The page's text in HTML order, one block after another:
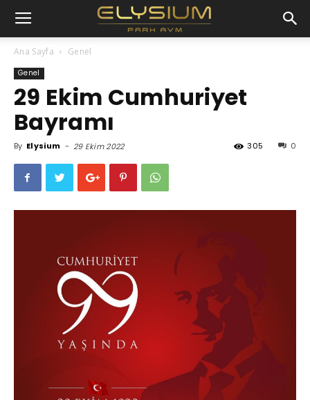
Ana Sayfa Genel
Genel
29 Ekim Cumhuriyet
Bayramı
By Elysium - 29 Ekim 2022 0
305